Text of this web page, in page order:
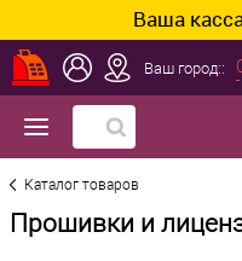
Ваша касса
Ваш город::
Каталог товаров
Прошивки и